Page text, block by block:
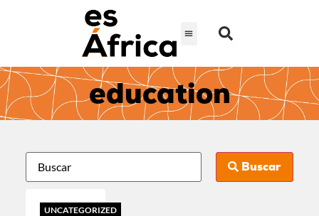
education
Buscar
UNCATEGORIZED